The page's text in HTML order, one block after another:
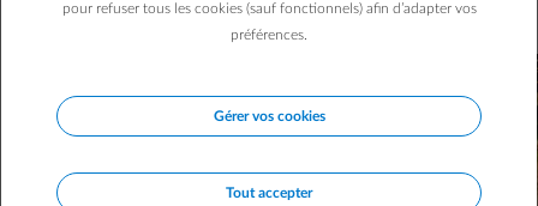
8 astuces.pour refuser tous les cookies (sauf fonctionnels) afin d’adapter vos
préférences.
Gérer vos cookies
Tout accepter